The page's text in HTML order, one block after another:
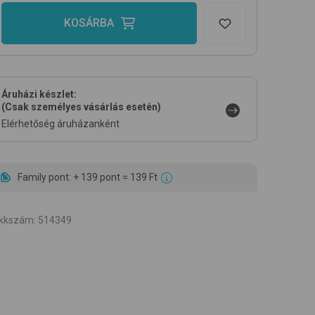
KOSÁRBA
Áruházi készlet:
(Csak személyes vásárlás esetén)
Elérhetőség áruházanként
Family pont: + 139 pont = 139 Ft
: 514349